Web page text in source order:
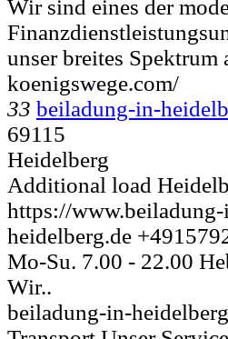
Wir sind eines der
unser breites Spektrum
koenigswege.com/
33 beiladung-in-
69115
Heidelberg
Additional load
https://
heidelberg.de
Mo-Su. 7.00 - 22.00
Wir..
beiladung-in-